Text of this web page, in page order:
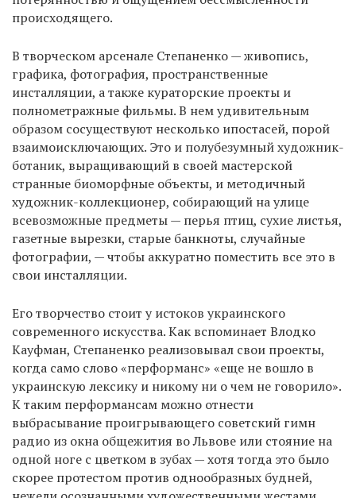
происходящего.
В творческом арсенале Степаненко — живопись,
графика, фотография, пространственные
инсталляции, а также кураторские проекты и
полнометражные фильмы. В нем удивительным
образом сосуществуют несколько ипостасей, порой
взаимоисключающих. Это и полубезумный художник-
ботаник, выращивающий в своей мастерской
странные биоморфные объекты, и методичный
художник-коллекционер, собирающий на улице
всевозможные предметы — перья птиц, сухие листья,
газетные вырезки, старые банкноты, случайные
фотографии, — чтобы аккуратно поместить все это в
свои инсталляции.
Его творчество стоит у истоков украинского
современного искусства. Как вспоминает Влодко
Кауфман, Степаненко реализовывал свои проекты,
когда само слово «перформанс» «еще не вошло в
украинскую лексику и никому ни о чем не говорило».
К таким перформансам можно отнести
выбрасывание проигрывающего советский гимн
радио из окна общежития во Львове или стояние на
одной ноге с цветком в зубах — хотя тогда это было
скорее протестом против однообразных будней,